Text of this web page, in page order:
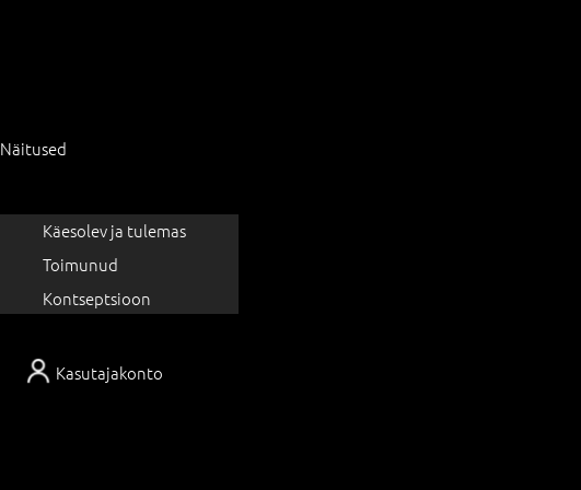
Kasutajakonto
Näitused
Käesolev ja tulemas
Toimunud
Kontseptsioon